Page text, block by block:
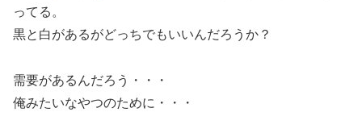
ってる。
黒と白があるがどっちでもいいんだろうか？
需要があるんだろう・・・
俺みたいなやつのために・・・